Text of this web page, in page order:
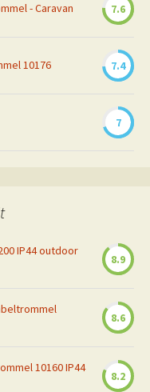
- Caravan 7.6
10176 7.4
7
IP44 outdoor
8.9
8.6
10160 IP44
8.2